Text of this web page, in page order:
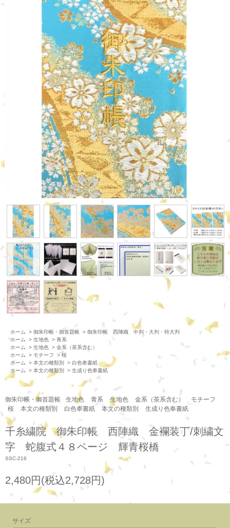
ホーム > 御朱印帳・御首題帳 > 御朱印帳 西陣織 中判・大判・特大判
ホーム
> 生地色 > 青系
ホーム
> 生地色 > 金系（茶系含む）
ホーム
> モチーフ > 桜
ホーム
> 本文の種類別 > 白色奉書紙
ホーム
> 本文の種類別 > 生成り色奉書紙
御朱印帳・御首題帳 生地色 青系 生地色 金系（茶系含む）
モチーフ
桜
本文の種類別 白色奉書紙 本文の種類別 生成り色奉書紙
千糸繍院 御朱印帳 西陣織 金襴装丁/刺繍文
字 蛇腹式４８ページ 輝青桜橋
SSC-216
2,480円(税込2,728円)
サイズ